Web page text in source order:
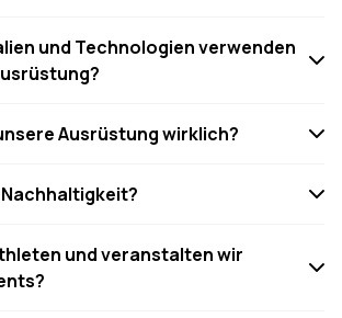
und Technologien verwenden
Ausrüstung wirklich?
und veranstalten wir